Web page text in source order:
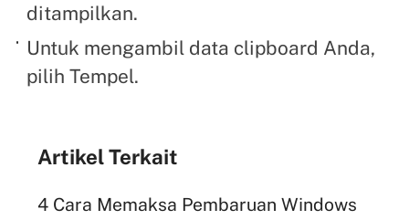
ditampilkan.
Untuk mengambil data clipboard Anda,
pilih Tempel.
Artikel Terkait
4 Cara Memaksa Pembaruan Windows